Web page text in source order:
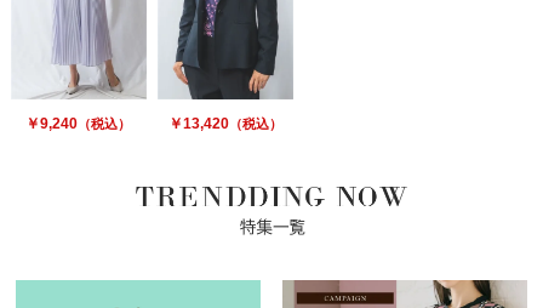
￥9,240 （税込） ￥13,420（税込）